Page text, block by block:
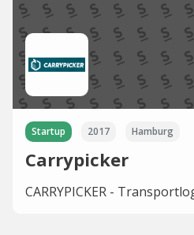
Startup 2017 Hamburg
Carrypicker
CARRYPICKER -